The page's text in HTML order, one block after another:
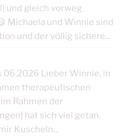
und gleich vorweg
Michaela und Winnie sind
und der völlig sichere...
Lieber Winnie, in
therapeutischen
Rahmen der
hat sich viel getan.
Kuscheln...